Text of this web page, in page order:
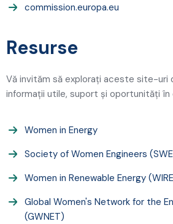
commission.europa.eu
Resurse
Vă invităm să explorați aceste site-uri
informații utile, suport și oportunități în
Women in Energy
Society of Women Engineers
Women in Renewable Energy
Global Women's Network for the
(GWNET)